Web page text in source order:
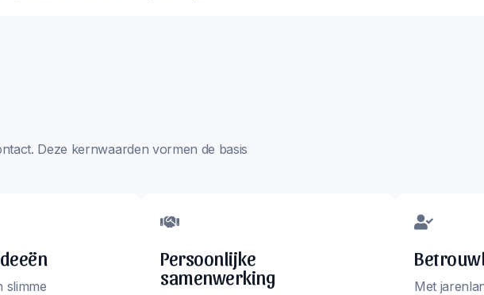
Deze kernwaarden vormen de basis
slimme
Persoonlijke
samenwerking
Met